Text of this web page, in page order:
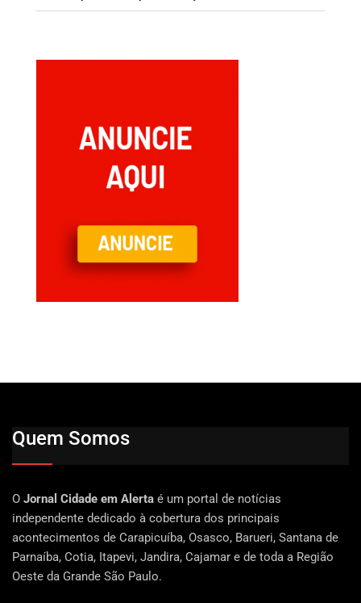
Quem Somos
O Jornal Cidade em Alerta é um portal de notícias
independente dedicado à cobertura dos principais
acontecimentos de Carapicuíba, Osasco, Barueri, Santana de
Parnaíba, Cotia, Itapevi, Jandira, Cajamar e de toda a Região
Oeste da Grande São Paulo.